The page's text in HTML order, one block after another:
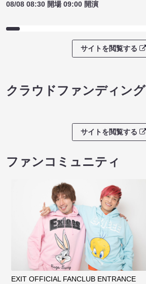
08/08 08:30 開場 09:00 開演
サイトを閲覧する
クラウドファンディング
サイトを閲覧する
ファンコミュニティ
EXIT OFFICIAL FANCLUB ENTRANCE